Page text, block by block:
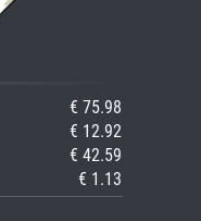
€ 75.98
€ 12.92
€ 42.59
€ 1.13